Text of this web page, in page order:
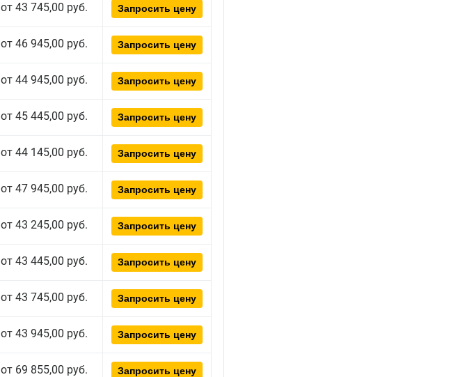
от 43 745,00 руб. Запросить цену
от 46 945,00 руб. Запросить цену
от 44 945,00 руб. Запросить цену
от 45 445,00 руб. Запросить цену
от 44 145,00 руб. Запросить цену
от 47 945,00 руб. Запросить цену
от 43 245,00 руб. Запросить цену
от 43 445,00 руб. Запросить цену
от 43 745,00 руб. Запросить цену
от 43 945,00 руб. Запросить цену
от 69 855,00 руб. Запросить цену